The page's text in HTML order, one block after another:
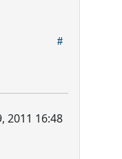
2011 16:48